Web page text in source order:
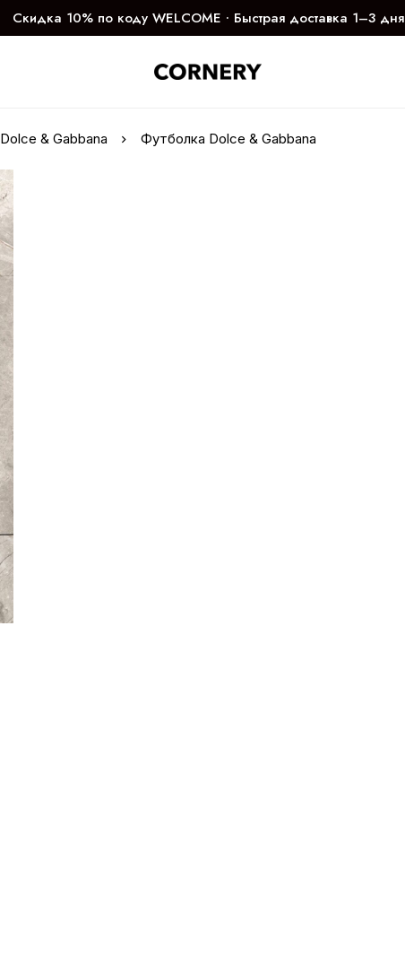
Скидка 10% по коду WELCOME ∙ Быстрая доставка 1–3 дня
Dolce & Gabbana Футболка Dolce & Gabbana